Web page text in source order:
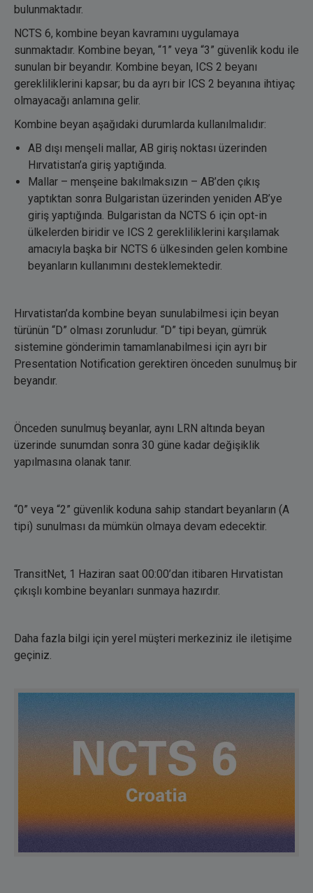
bulunmaktadır.
NCTS 6, kombine beyan kavramını uygulamaya
sunmaktadır. Kombine beyan, “1” veya “3” güvenlik kodu ile
sunulan bir beyandır. Kombine beyan, ICS 2 beyanı
gerekliliklerini kapsar; bu da ayrı bir ICS 2 beyanına ihtiyaç
olmayacağı anlamına gelir.
Kombine beyan aşağıdaki durumlarda kullanılmalıdır:
AB dışı menşeli mallar, AB giriş noktası üzerinden
Hırvatistan’a giriş yaptığında.
Mallar – menşeine bakılmaksızın – AB’den çıkış
yaptıktan sonra Bulgaristan üzerinden yeniden AB’ye
giriş yaptığında. Bulgaristan da NCTS 6 için opt-in
ülkelerden biridir ve ICS 2 gerekliliklerini karşılamak
amacıyla başka bir NCTS 6 ülkesinden gelen kombine
beyanların kullanımını desteklemektedir.
Hırvatistan’da kombine beyan sunulabilmesi için beyan
türünün “D” olması zorunludur. “D” tipi beyan, gümrük
sistemine gönderimin tamamlanabilmesi için ayrı bir
Presentation Notification gerektiren önceden sunulmuş bir
beyandır.
Önceden sunulmuş beyanlar, aynı LRN altında beyan
üzerinde sunumdan sonra 30 güne kadar değişiklik
yapılmasına olanak tanır.
“0” veya “2” güvenlik koduna sahip standart beyanların (A
tipi) sunulması da mümkün olmaya devam edecektir.
TransitNet, 1 Haziran saat 00:00’dan itibaren Hırvatistan
çıkışlı kombine beyanları sunmaya hazırdır.
Daha fazla bilgi için yerel müşteri merkeziniz ile iletişime
geçiniz.